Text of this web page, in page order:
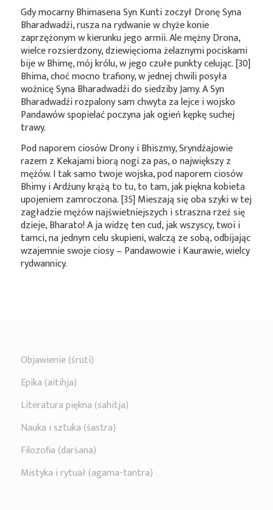
Gdy mocarny Bhimasena Syn Kunti zoczył Dronę Syna
Bharadwadźi, rusza na rydwanie w chyże konie
zaprzężonym w kierunku jego armii. Ale mężny Drona,
wielce rozsierdzony, dziewięcioma żelaznymi pociskami
bije w Bhimę, mój królu, w jego czułe punkty celując. [30]
Bhima, choć mocno trafiony, w jednej chwili posyła
woźnicę Syna Bharadwadźi do siedziby Jamy. A Syn
Bharadwadźi rozpalony sam chwyta za lejce i wojsko
Pandawów spopielać poczyna jak ogień kępkę suchej
trawy.
Pod naporem ciosów Drony i Bhiszmy, Sryndźajowie
razem z Kekajami biorą nogi za pas, o największy z
mężów. I tak samo twoje wojska, pod naporem ciosów
Bhimy i Ardźuny krążą to tu, to tam, jak piękna kobieta
upojeniem zamroczona. [35] Mieszają się oba szyki w tej
zagładzie mężów najświetniejszych i straszna rzeź się
dzieje, Bharato! A ja widzę ten cud, jak wszyscy, twoi i
tamci, na jednym celu skupieni, walczą ze sobą, odbijając
wzajemnie swoje ciosy – Pandawowie i Kaurawie, wielcy
rydwannicy.
Objawienie (śruti)
Epika (aitihja)
Literatura piękna (sahitja)
Nauka i sztuka (śastra)
Filozofia (darśana)
Mistyka i rytuał (agama-tantra)